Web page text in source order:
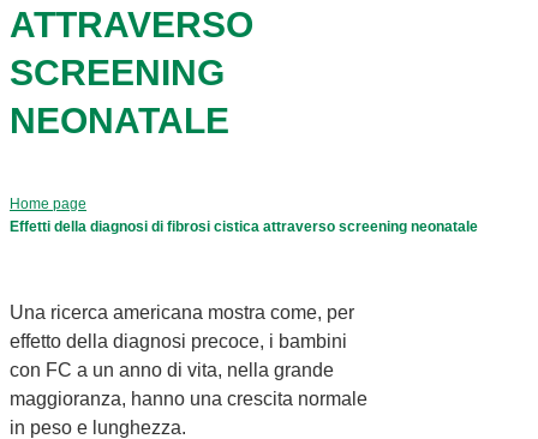
ATTRAVERSO
SCREENING
NEONATALE
Home page
Effetti della diagnosi di fibrosi cistica attraverso screening neonatale
Una ricerca americana mostra come, per
effetto della diagnosi precoce, i bambini
con FC a un anno di vita, nella grande
maggioranza, hanno una crescita normale
in peso e lunghezza.